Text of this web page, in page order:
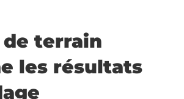
de terrain
les résultats